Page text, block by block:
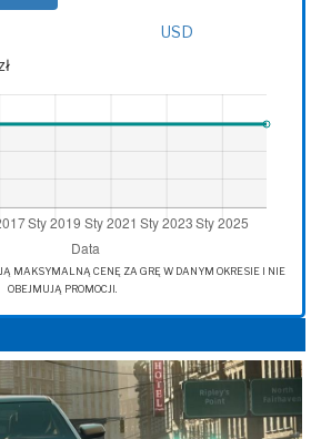
USD
MAKSYMALNĄ CENĘ ZA GRĘ W DANYM OKRESIE I NIE
OBEJMUJĄ PROMOCJI.